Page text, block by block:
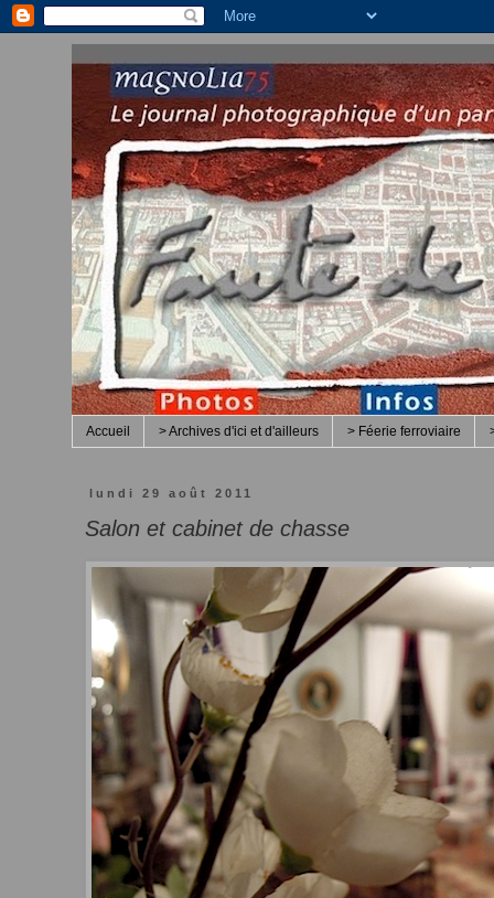
Accueil > Archives d'ici et d'ailleurs > Féerie ferroviaire
lundi 29 août 2011
Salon et cabinet de chasse